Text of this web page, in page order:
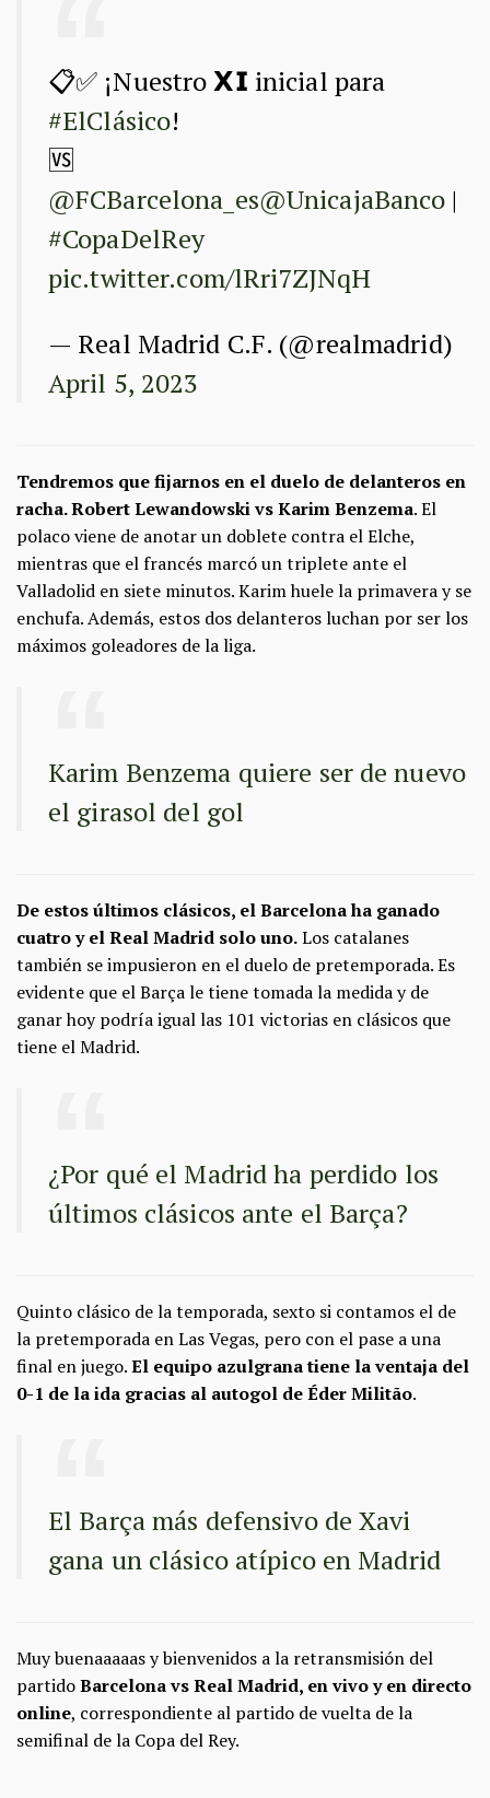
📋✅ ¡Nuestro 𝗫𝗜 inicial para
#ElClásico!
🆚
@FCBarcelona_es@UnicajaBanco |
#CopaDelRey
pic.twitter.com/lRri7ZJNqH
— Real Madrid C.F. (@realmadrid)
April 5, 2023
Tendremos que fijarnos en el duelo de delanteros en
racha. Robert Lewandowski vs Karim Benzema. El
polaco viene de anotar un doblete contra el Elche,
mientras que el francés marcó un triplete ante el
Valladolid en siete minutos. Karim huele la primavera y se
enchufa. Además, estos dos delanteros luchan por ser los
máximos goleadores de la liga.
Karim Benzema quiere ser de nuevo
el girasol del gol
De estos últimos clásicos, el Barcelona ha ganado
cuatro y el Real Madrid solo uno.Los catalanes
también se impusieron en el duelo de pretemporada. Es
evidente que el Barça le tiene tomada la medida y de
ganar hoy podría igual las 101 victorias en clásicos que
tiene el Madrid.
¿Por qué el Madrid ha perdido los
últimos clásicos ante el Barça?
Quinto clásico de la temporada, sexto si contamos el de
la pretemporada en Las Vegas, pero con el pase a una
final en juego.El equipo azulgrana tiene la ventaja del
0-1 de la ida gracias al autogol de Éder Militão.
El Barça más defensivo de Xavi
gana un clásico atípico en Madrid
Muy buenaaaaas y bienvenidos a la retransmisión del
partidoBarcelona vs Real Madrid, en vivo y en directo
online, correspondiente al partido de vuelta de la
semifinal de la Copa del Rey.